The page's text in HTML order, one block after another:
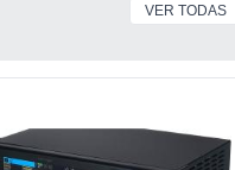
VER TODAS